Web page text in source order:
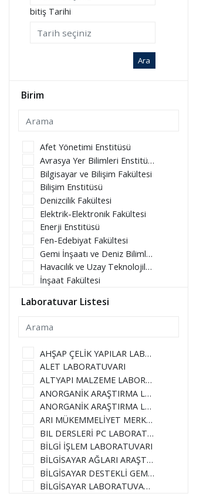
bitiş Tarihi
Ara
Birim
Afet Yönetimi Enstitüsü
Avrasya Yer Bilimleri Enstitüsü
Bilgisayar ve Bilişim Fakültesi
Bilişim Enstitüsü
Denizcilik Fakültesi
Elektrik-Elektronik Fakültesi
Enerji Enstitüsü
Fen-Edebiyat Fakültesi
Gemi İnşaatı ve Deniz Bilimleri Fakültesi
Havacılık ve Uzay Teknolojileri Uygulama ve Araştırma Merkezi
İnşaat Fakültesi
Kimya-Metalurji Fakültesi
Makina Fakültesi
Mimarlık Fakültesi
Tekstil Teknolojileri ve Tasarımı Fakültesi
Laboratuvar Listesi
AHŞAP ÇELİK YAPILAR LABORATUVARI
ALET LABORATUVARI
ALTYAPI MALZEME LABORATUVARI
ANORGANİK ARAŞTIRMA LABORATUVARI - MAMARG (L2 214)
ANORGANİK ARAŞTIRMA LABORATUVARI - MAMARG (L2 216)
ARI MÜKEMMELİYET MERKEZİ
BIL DERSLERİ PC LABORATUVARI
BİLGİ İŞLEM LABORATUVARI
BİLGİSAYAR AĞLARI ARAŞTIRMA LABORATUVARI (BAAL)
BİLGİSAYAR DESTEKLİ GEMİ DİZAYN LABORATUVARI
BİLGİSAYAR LABORATUVARI (L200)